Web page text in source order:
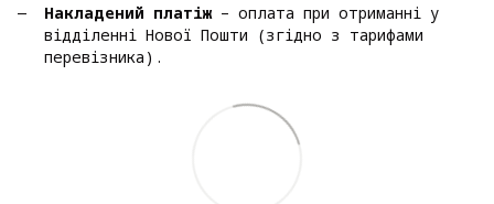
Накладений платіж– оплата при отриманні у
відділенні Нової Пошти (згідно з тарифами
перевізника).